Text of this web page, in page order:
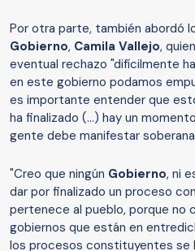
Por otra parte, también abordó
Gobierno, Camila Vallejo,
eventual rechazo "difícilmente
en este gobierno podamos
es importante entender que
ha finalizado (...) hay un
gente debe manifestar
"Creo que ningún Gobierno, ni
dar por finalizado un proceso
pertenece al pueblo, porque no
gobiernos que están en
los procesos constituyentes se